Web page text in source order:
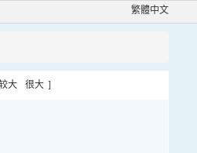
繁體中文
大 很大 ]